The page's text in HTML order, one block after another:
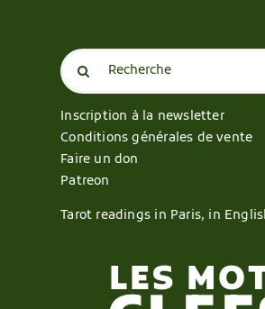
Search
for:
Inscription à la newsletter
Conditions générales de vente
Faire un don
Patreon
Tarot readings in Paris, in